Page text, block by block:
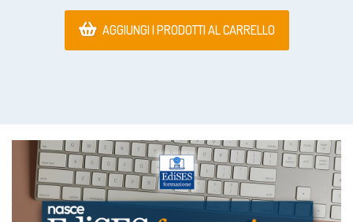
AGGIUNGI I PRODOTTI AL CARRELLO